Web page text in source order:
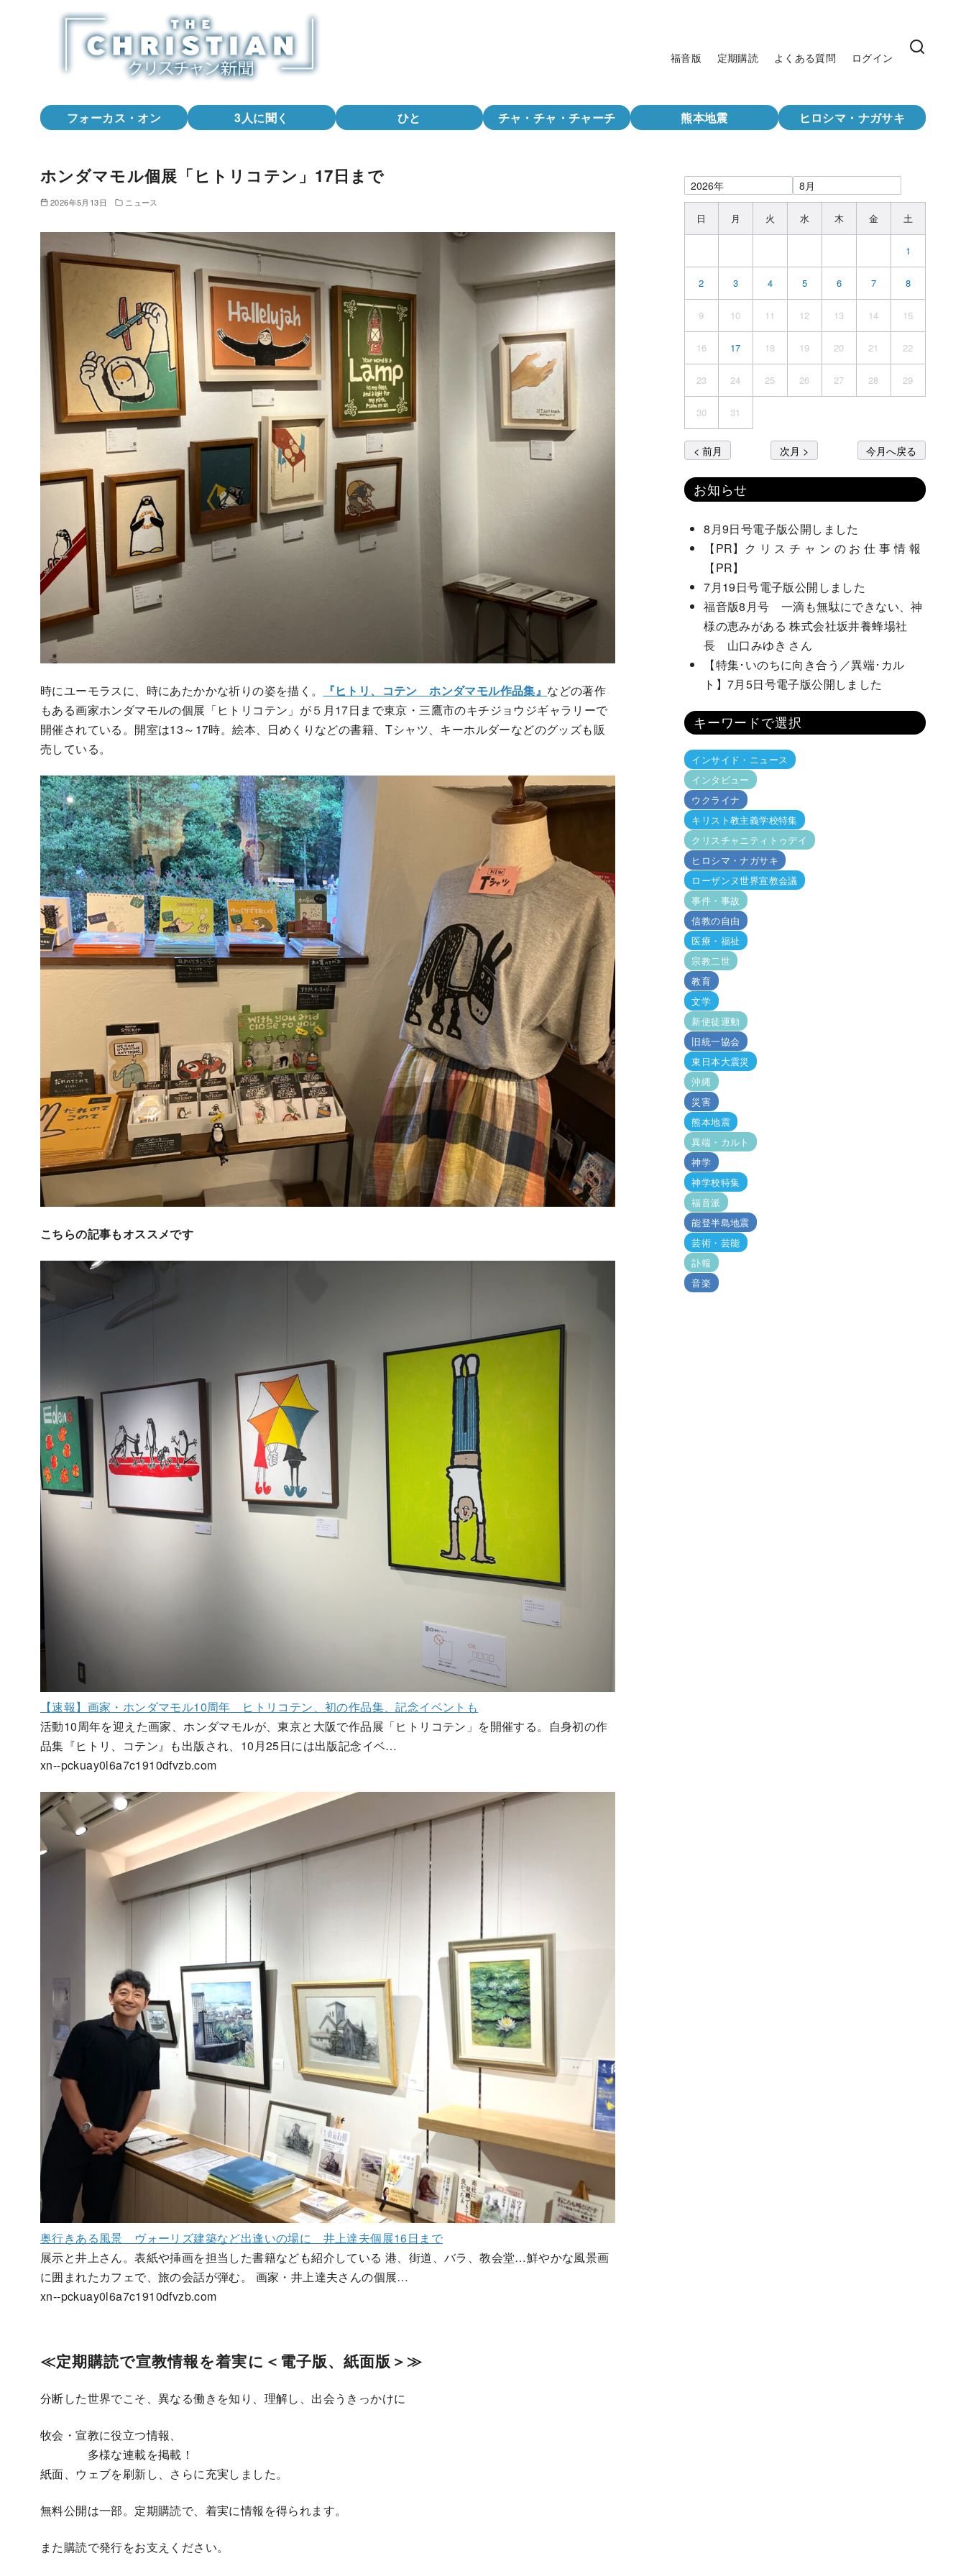
福音版 定期購読 よくある質問 ログイン
フォーカス・オン 3人に聞く ひと チャ・チャ・チャーチ 熊本地震 ヒロシマ・ナガサキ
ホンダマモル個展「ヒトリコテン」17日まで
2026年5月13日 ニュース
時にユーモラスに、時にあたかかな祈りの姿を描く。 『ヒトリ、コテン ホンダマモル作品集』 などの著作
もある画家ホンダマモルの個展「ヒトリコテン」が５月17日まで東京・三鷹市のキチジョウジギャラリーで
開催されている。開室は13～17時。絵本、日めくりなどの書籍、Tシャツ、キーホルダーなどのグッズも販
売している。
こちらの記事もオススメです
【速報】画家・ホンダマモル10周年 ヒトリコテン、初の作品集、記念イベントも
活動10周年を迎えた画家、ホンダマモルが、東京と大阪で作品展「ヒトリコテン」を開催する。自身初の作
品集『ヒトリ、コテン』も出版され、10月25日には出版記念イベ…
xn--pckuay0l6a7c1910dfvzb.com
奥行きある風景 ヴォーリズ建築など出逢いの場に 井上達夫個展16日まで
展示と井上さん。表紙や挿画を担当した書籍なども紹介している 港、街道、バラ、教会堂…鮮やかな風景画
に囲まれたカフェで、旅の会話が弾む。 画家・井上達夫さんの個展…
xn--pckuay0l6a7c1910dfvzb.com
≪定期購読で宣教情報を着実に＜電子版、紙面版＞≫
分断した世界でこそ、異なる働きを知り、理解し、出会うきっかけに
牧会・宣教に役立つ情報、
多様な連載を掲載！
紙面、ウェブを刷新し、さらに充実しました。
無料公開は一部。定期購読で、着実に情報を得られます。
また購読で発行をお支えください。
日 月 火 水 木 金 土
1
2 3 4 5 6 7 8
9 10 11 12 13 14 15
16 17 18 19 20 21 22
23 24 25 26 27 28 29
30 31
< 前月 次月 > 今月へ戻る
お知らせ
8月9日号電子版公開しました
【PR】ク リ ス チ ャ ン の お 仕 事 情 報
【PR】
7月19日号電子版公開しました
福音版8月号 一滴も無駄にできない、神
様の恵みがある 株式会社坂井養蜂場社
長 山口みゆき さん
【特集･いのちに向き合う／異端･カル
ト】7月5日号電子版公開しました
キーワードで選択
インサイド・ニュース
インタビュー
ウクライナ
キリスト教主義学校特集
クリスチャニティトゥデイ
ヒロシマ・ナガサキ
ローザンヌ世界宣教会議
事件・事故
信教の自由
医療・福祉
宗教二世
教育
文学
新使徒運動
旧統一協会
東日本大震災
沖縄
災害
熊本地震
異端・カルト
神学
神学校特集
福音派
能登半島地震
芸術・芸能
訃報
音楽